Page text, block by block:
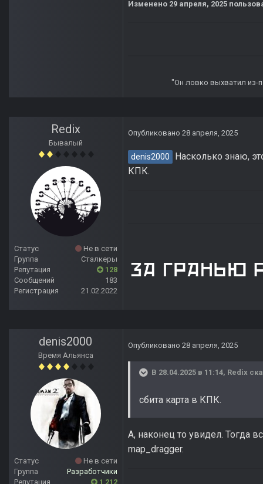
Изменено 29 апреля, 2025
"Он ловко выхватил из-
Redix
Бывалый
Статус
Не в сети
Группа
Сталкеры
Репутация
128
Сообщений
183
Регистрация
21.02.2022
Опубликовано 28 апреля, 2025
denis2000
Насколько знаю,
КПК.
denis2000
Время Альянса
Статус
Не в сети
Группа
Разработчики
Репутация
1 212
Опубликовано 28 апреля, 2025
В 28.04.2025 в 11:14, Redix
сбита карта в КПК.
А, наконец то увидел. Тогда
map_dragger.